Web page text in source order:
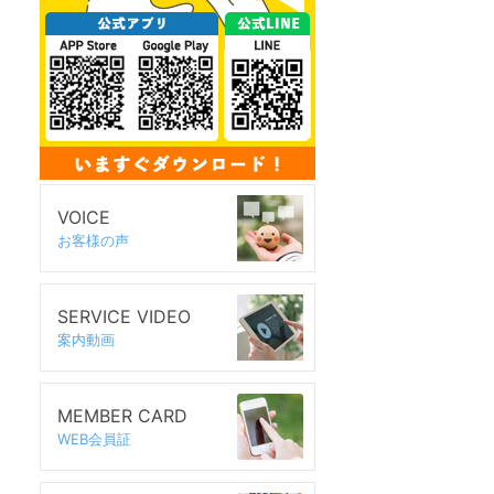
VOICE
お客様の声
SERVICE VIDEO
案内動画
MEMBER CARD
WEB会員証